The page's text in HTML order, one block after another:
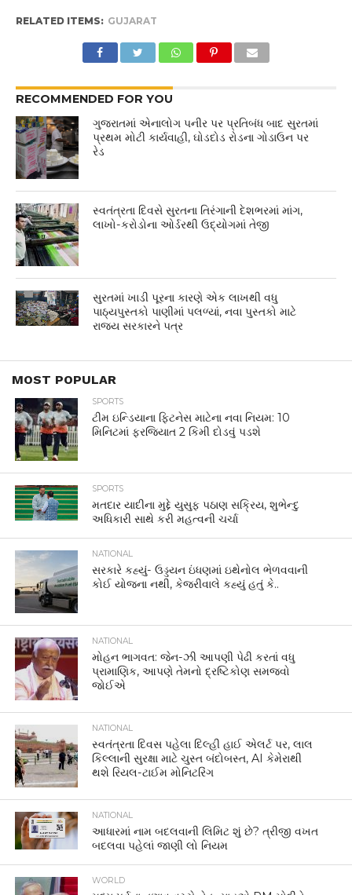
RELATED ITEMS: GUJARAT
RECOMMENDED FOR YOU
ગુજરાતમાં એનાલોગ પનીર પર પ્રતિબંધ બાદ સુરતમાં
પ્રથમ મોટી કાર્યવાહી, ઘોડદોડ રોડના ગોડાઉન પર
રેડ
સ્વતંત્રતા દિવસે સુરતના તિરંગાની દેશભરમાં માંગ,
લાખો-કરોડોના ઓર્ડરથી ઉદ્યોગમાં તેજી
સુરતમાં ખાડી પૂરના કારણે એક લાખથી વધુ
પાઠ્યપુસ્તકો પાણીમાં પલળ્યાં, નવા પુસ્તકો માટે
રાજ્ય સરકારને પત્ર
MOST POPULAR
SPORTS
ટીમ ઇન્ડિયાના ફિટનેસ માટેના નવા નિયમ: 10
મિનિટમાં ફરજિયાત 2 કિમી દોડવું પડશે
SPORTS
મતદાર યાદીના મુદ્દે યુસુફ પઠાણ સક્રિય, શુભેન્દુ
અધિકારી સાથે કરી મહત્વની ચર્ચા
NATIONAL
સરકારે કહ્યું- ઉડ્ડયન ઇંધણમાં ઇથેનોલ ભેળવવાની
કોઈ યોજના નથી, કેજરીવાલે કહ્યું હતું કે..
NATIONAL
મોહન ભાગવત: જેન-ઝી આપણી પેઢી કરતાં વધુ
પ્રામાણિક, આપણે તેમનો દ્રષ્ટિકોણ સમજવો
જોઈએ
NATIONAL
સ્વતંત્રતા દિવસ પહેલા દિલ્હી હાઈ એલર્ટ પર, લાલ
કિલ્લાની સુરક્ષા માટે ચુસ્ત બંદોબસ્ત, AI કેમેરાથી
થશે રિયલ-ટાઈમ મોનિટરિંગ
NATIONAL
આધારમાં નામ બદલવાની લિમિટ શું છે? ત્રીજી વખત
બદલવા પહેલાં જાણી લો નિયમ
WORLD